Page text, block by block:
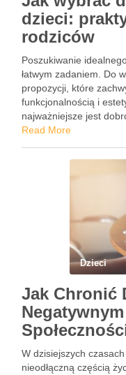
dzieci:
rodziców
Poszukiwanie
łatwym zadaniem. Do
propozycji, które
funkcjonalnością i
najważniejsze jest
Jak zatem wybrać
Read More
Dzieci
Jak Chronić
W dzisiejszych
nieodłączną częścią